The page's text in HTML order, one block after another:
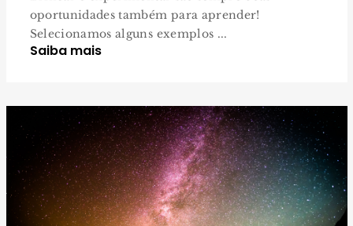
oportunidades também para aprender!
Selecionamos alguns exemplos ...
Saiba mais